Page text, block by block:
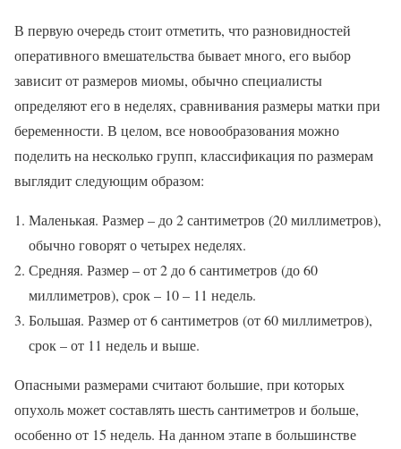
В первую очередь стоит отметить, что разновидностей
оперативного вмешательства бывает много, его выбор
зависит от размеров миомы, обычно специалисты
определяют его в неделях, сравнивания размеры матки при
беременности. В целом, все новообразования можно
поделить на несколько групп, классификация по размерам
выглядит следующим образом:
Маленькая. Размер – до 2 сантиметров (20 миллиметров),
обычно говорят о четырех неделях.
Средняя. Размер – от 2 до 6 сантиметров (до 60
миллиметров), срок – 10 – 11 недель.
Большая. Размер от 6 сантиметров (от 60 миллиметров),
срок – от 11 недель и выше.
Опасными размерами считают большие, при которых
опухоль может составлять шесть сантиметров и больше,
особенно от 15 недель. На данном этапе в большинстве